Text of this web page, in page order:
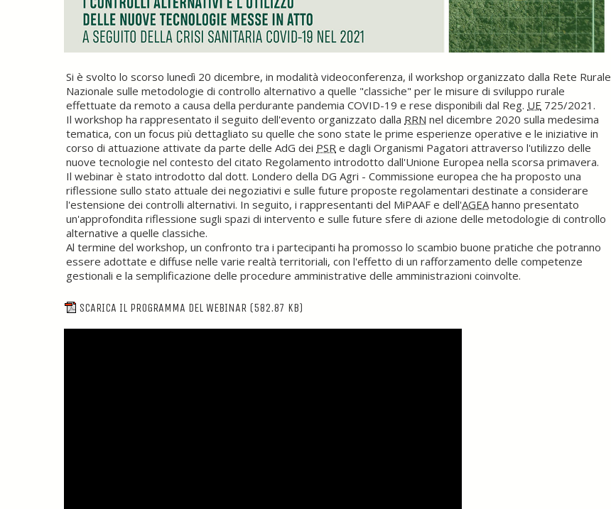
Si è svolto lo scorso lunedì 20 dicembre, in modalità videoconferenza, il workshop organizzato dalla Rete Rurale
Nazionale sulle metodologie di controllo alternativo a quelle "classiche" per le misure di sviluppo rurale
effettuate da remoto a causa della perdurante pandemia COVID-19 e rese disponibili dal Reg. UE 725/2021.
Il workshop ha rappresentato il seguito dell'evento organizzato dalla RRN nel dicembre 2020 sulla medesima
tematica, con un focus più dettagliato su quelle che sono state le prime esperienze operative e le iniziative in
corso di attuazione attivate da parte delle AdG dei PSR e dagli Organismi Pagatori attraverso l'utilizzo delle
nuove tecnologie nel contesto del citato Regolamento introdotto dall'Unione Europea nella scorsa primavera.
Il webinar è stato introdotto dal dott. Londero della DG Agri - Commissione europea che ha proposto una
riflessione sullo stato attuale dei negoziativi e sulle future proposte regolamentari destinate a considerare
l'estensione dei controlli alternativi. In seguito, i rappresentanti del MiPAAF e dell'AGEAhanno presentato
un'approfondita riflessione sugli spazi di intervento e sulle future sfere di azione delle metodologie di controllo
alternative a quelle classiche.
Al termine del workshop, un confronto tra i partecipanti ha promosso lo scambio buone pratiche che potranno
essere adottate e diffuse nelle varie realtà territoriali, con l'effetto di un rafforzamento delle competenze
gestionali e la semplificazione delle procedure amministrative delle amministrazioni coinvolte.
SCARICA IL PROGRAMMA DEL WEBINAR (582.87 KB)